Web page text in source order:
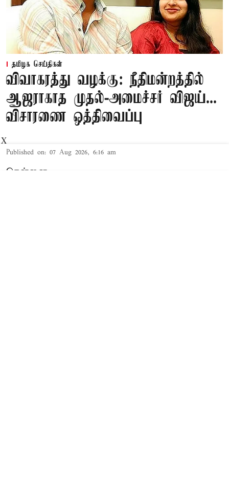
தமிழக செய்திகள்
விவாகரத்து வழக்கு: நீதிமன்றத்தில்
ஆஜராகாத முதல்-அமைச்சர் விஜய்...
விசாரணை ஒத்திவைப்பு
Published on: 07 Aug 2026, 6:16 am
சென்னை,
X